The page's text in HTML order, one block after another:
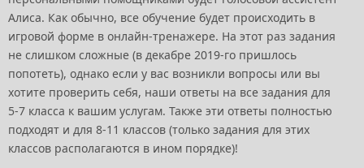
Алиса. Как обычно, все обучение будет происходить в
игровой форме в онлайн-тренажере. На этот раз задания
не слишком сложные (в декабре 2019-го пришлось
попотеть), однако если у вас возникли вопросы или вы
хотите проверить себя, наши ответы на все задания для
5-7 класса к вашим услугам. Также эти ответы полностью
подходят и для 8-11 классов (только задания для этих
классов располагаются в ином порядке)!